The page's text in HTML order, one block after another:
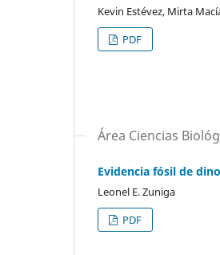
Kevin Estévez, Mirta
PDF
Área Ciencias
Evidencia fósil de
Leonel E. Zuniga
PDF